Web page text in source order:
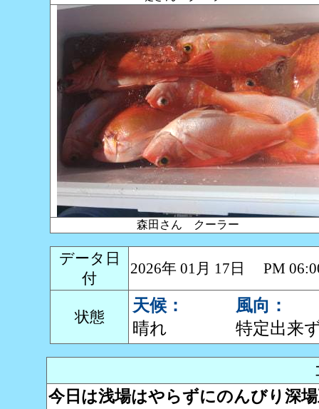
森田さん クーラー
データ日
付
2026年 01月 17日 PM
状態
天候：
晴れ
風向：
特定出来
今日は浅場はやらずにのんびり深